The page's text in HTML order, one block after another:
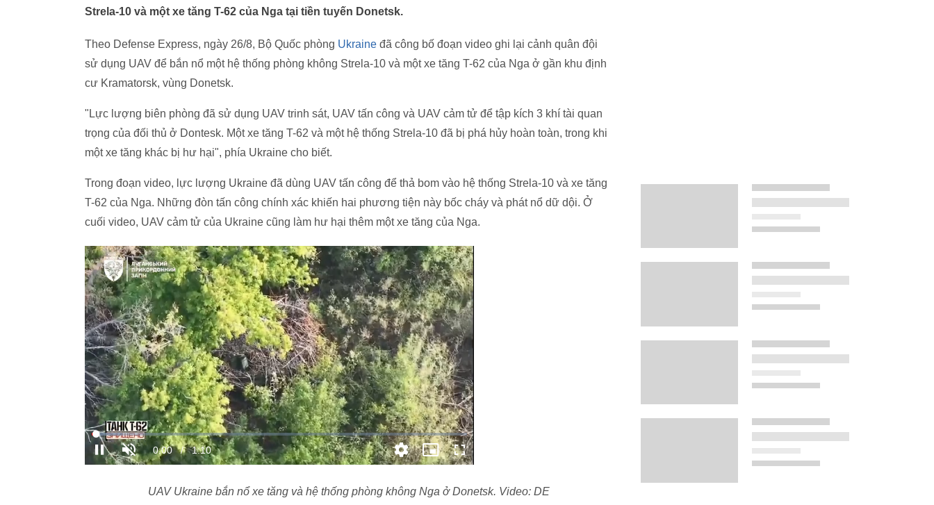
Strela-10 và một xe tăng T-62 của Nga tại tiền tuyến Donetsk.
Theo Defense Express, ngày 26/8, Bộ Quốc phòng Ukraine đã công bố đoạn video ghi lại cảnh quân đội
sử dụng UAV để bắn nổ một hệ thống phòng không Strela-10 và một xe tăng T-62 của Nga ở gần khu định
cư Kramatorsk, vùng Donetsk.
"Lực lượng biên phòng đã sử dụng UAV trinh sát, UAV tấn công và UAV cảm tử để tập kích 3 khí tài quan
trọng của đối thủ ở Dontesk. Một xe tăng T-62 và một hệ thống Strela-10 đã bị phá hủy hoàn toàn, trong khi
một xe tăng khác bị hư hại", phía Ukraine cho biết.
Trong đoạn video, lực lượng Ukraine đã dùng UAV tấn công để thả bom vào hệ thống Strela-10 và xe tăng
T-62 của Nga. Những đòn tấn công chính xác khiến hai phương tiện này bốc cháy và phát nổ dữ dội. Ở
cuối video, UAV cảm tử của Ukraine cũng làm hư hại thêm một xe tăng của Nga.
UAV Ukraine bắn nổ xe tăng và hệ thống phòng không Nga ở Donetsk. Video: DE